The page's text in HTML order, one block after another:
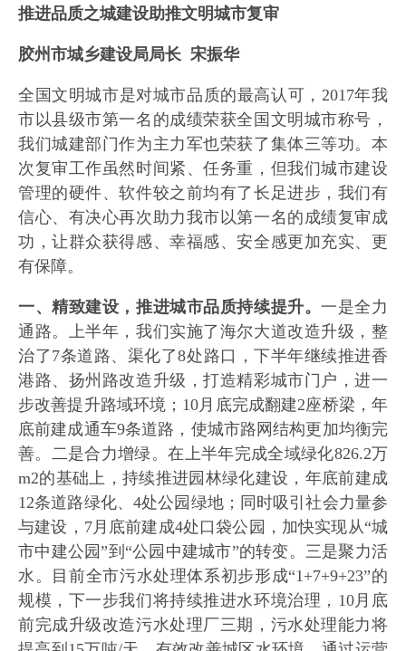
推进品质之城建设助推文明城市复审
胶州市城乡建设局局长 宋振华
全国文明城市是对城市品质的最高认可，2017年我
市以县级市第一名的成绩荣获全国文明城市称号，
我们城建部门作为主力军也荣获了集体三等功。本
次复审工作虽然时间紧、任务重，但我们城市建设
管理的硬件、软件较之前均有了长足进步，我们有
信心、有决心再次助力我市以第一名的成绩复审成
功，让群众获得感、幸福感、安全感更加充实、更
有保障。
一、精致建设，推进城市品质持续提升。一是全力
通路。上半年，我们实施了海尔大道改造升级，整
治了7条道路、渠化了8处路口，下半年继续推进香
港路、扬州路改造升级，打造精彩城市门户，进一
步改善提升路域环境；10月底完成翻建2座桥梁，年
底前建成通车9条道路，使城市路网结构更加均衡完
善。二是合力增绿。在上半年完成全域绿化826.2万
m2的基础上，持续推进园林绿化建设，年底前建成
12条道路绿化、4处公园绿地；同时吸引社会力量参
与建设，7月底前建成4处口袋公园，加快实现从“城
市中建公园”到“公园中建城市”的转变。三是聚力活
水。目前全市污水处理体系初步形成“1+7+9+23”的
规模，下一步我们将持续推进水环境治理，10月底
前完成升级改造污水处理厂三期，污水处理能力将